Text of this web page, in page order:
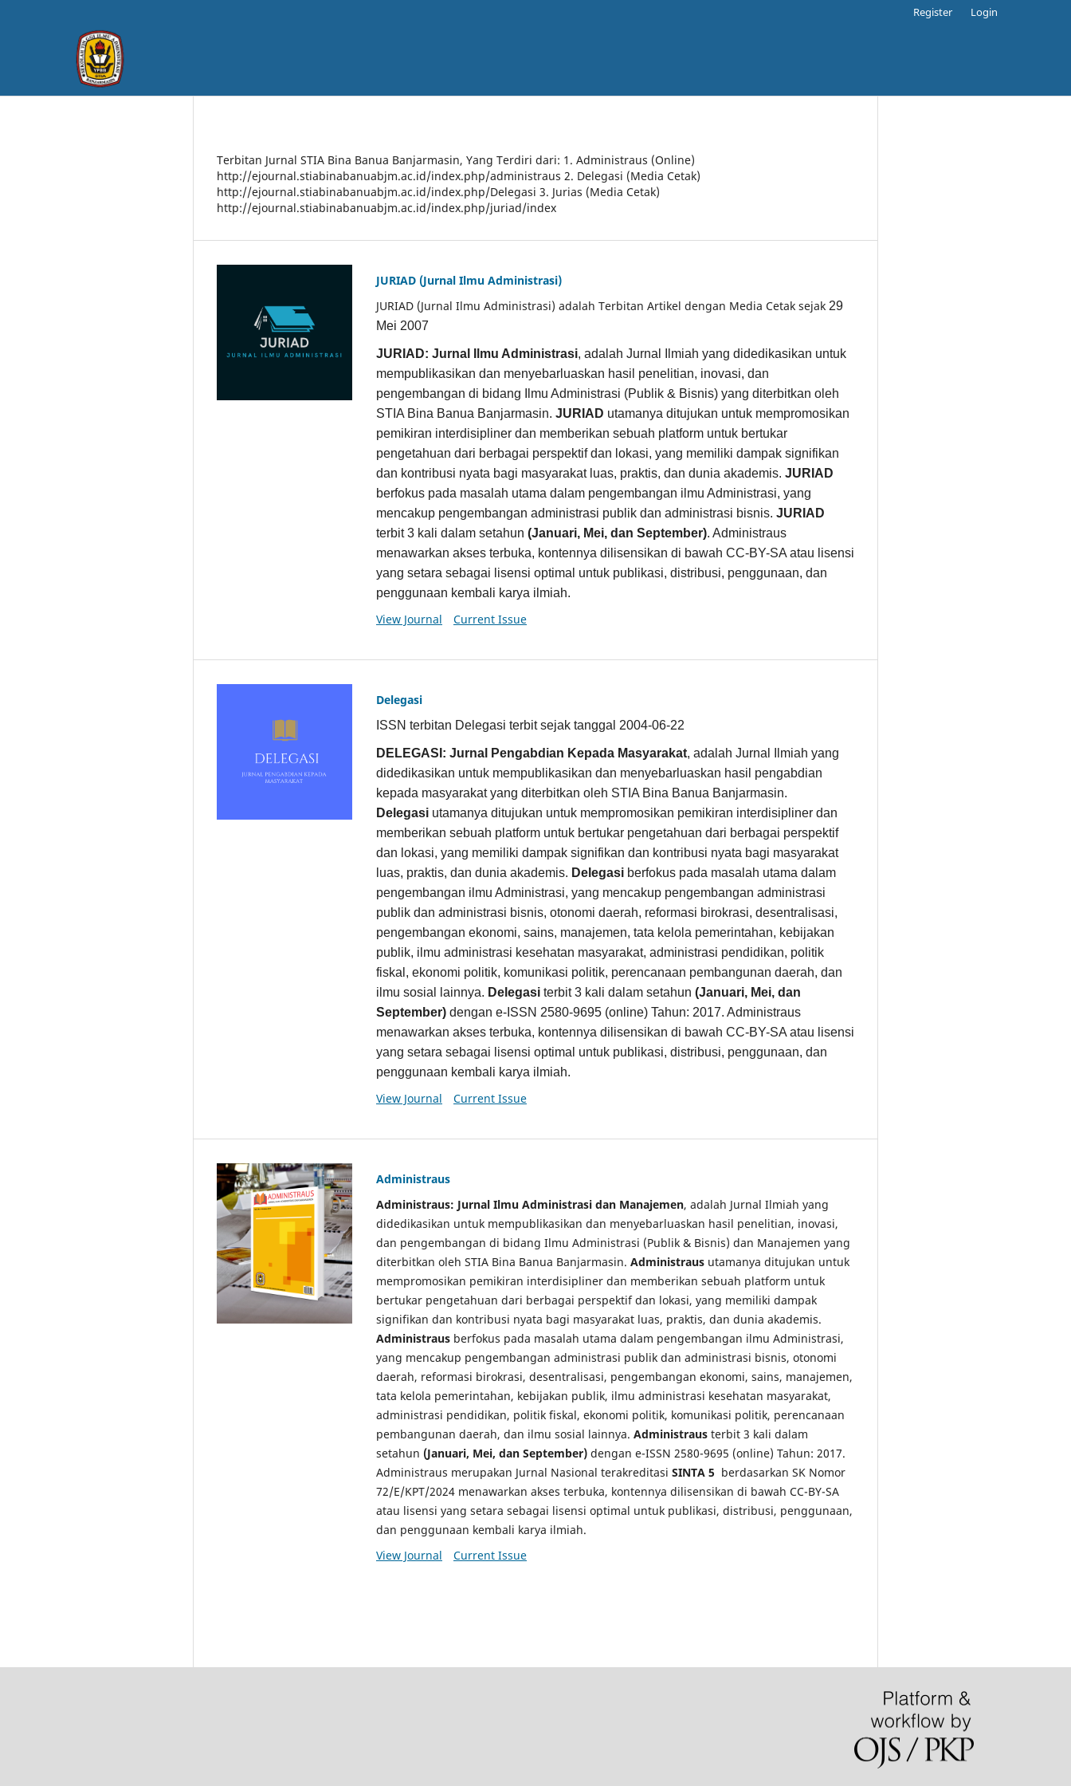
Register Login
Terbitan Jurnal STIA Bina Banua Banjarmasin, Yang Terdiri dari: 1. Administraus (Online)
http://ejournal.stiabinabanuabjm.ac.id/index.php/administraus 2. Delegasi (Media Cetak)
http://ejournal.stiabinabanuabjm.ac.id/index.php/Delegasi 3. Jurias (Media Cetak)
http://ejournal.stiabinabanuabjm.ac.id/index.php/juriad/index
JURIAD (Jurnal Ilmu Administrasi)
JURIAD (Jurnal Ilmu Administrasi) adalah Terbitan Artikel dengan Media Cetak sejak 29
Mei 2007
JURIAD: Jurnal Ilmu Administrasi, adalah Jurnal Ilmiah yang didedikasikan untuk
mempublikasikan dan menyebarluaskan hasil penelitian, inovasi, dan
pengembangan di bidang Ilmu Administrasi (Publik & Bisnis) yang diterbitkan oleh
STIA Bina Banua Banjarmasin. JURIAD utamanya ditujukan untuk mempromosikan
pemikiran interdisipliner dan memberikan sebuah platform untuk bertukar
pengetahuan dari berbagai perspektif dan lokasi, yang memiliki dampak signifikan
dan kontribusi nyata bagi masyarakat luas, praktis, dan dunia akademis. JURIAD
berfokus pada masalah utama dalam pengembangan ilmu Administrasi, yang
mencakup pengembangan administrasi publik dan administrasi bisnis. JURIAD
terbit 3 kali dalam setahun (Januari, Mei, dan September). Administraus
menawarkan akses terbuka, kontennya dilisensikan di bawah CC-BY-SA atau lisensi
yang setara sebagai lisensi optimal untuk publikasi, distribusi, penggunaan, dan
penggunaan kembali karya ilmiah.
View Journal Current Issue
Delegasi
ISSN terbitan Delegasi terbit sejak tanggal 2004-06-22
DELEGASI: Jurnal Pengabdian Kepada Masyarakat, adalah Jurnal Ilmiah yang
didedikasikan untuk mempublikasikan dan menyebarluaskan hasil pengabdian
kepada masyarakat yang diterbitkan oleh STIA Bina Banua Banjarmasin.
Delegasi utamanya ditujukan untuk mempromosikan pemikiran interdisipliner dan
memberikan sebuah platform untuk bertukar pengetahuan dari berbagai perspektif
dan lokasi, yang memiliki dampak signifikan dan kontribusi nyata bagi masyarakat
luas, praktis, dan dunia akademis. Delegasi berfokus pada masalah utama dalam
pengembangan ilmu Administrasi, yang mencakup pengembangan administrasi
publik dan administrasi bisnis, otonomi daerah, reformasi birokrasi, desentralisasi,
pengembangan ekonomi, sains, manajemen, tata kelola pemerintahan, kebijakan
publik, ilmu administrasi kesehatan masyarakat, administrasi pendidikan, politik
fiskal, ekonomi politik, komunikasi politik, perencanaan pembangunan daerah, dan
ilmu sosial lainnya. Delegasi terbit 3 kali dalam setahun (Januari, Mei, dan
September) dengan e-ISSN 2580-9695 (online) Tahun: 2017. Administraus
menawarkan akses terbuka, kontennya dilisensikan di bawah CC-BY-SA atau lisensi
yang setara sebagai lisensi optimal untuk publikasi, distribusi, penggunaan, dan
penggunaan kembali karya ilmiah.
View Journal Current Issue
Administraus
Administraus: Jurnal Ilmu Administrasi dan Manajemen, adalah Jurnal Ilmiah yang
didedikasikan untuk mempublikasikan dan menyebarluaskan hasil penelitian, inovasi,
dan pengembangan di bidang Ilmu Administrasi (Publik & Bisnis) dan Manajemen yang
diterbitkan oleh STIA Bina Banua Banjarmasin. Administraus utamanya ditujukan untuk
mempromosikan pemikiran interdisipliner dan memberikan sebuah platform untuk
bertukar pengetahuan dari berbagai perspektif dan lokasi, yang memiliki dampak
signifikan dan kontribusi nyata bagi masyarakat luas, praktis, dan dunia akademis.
Administraus berfokus pada masalah utama dalam pengembangan ilmu Administrasi,
yang mencakup pengembangan administrasi publik dan administrasi bisnis, otonomi
daerah, reformasi birokrasi, desentralisasi, pengembangan ekonomi, sains, manajemen,
tata kelola pemerintahan, kebijakan publik, ilmu administrasi kesehatan masyarakat,
administrasi pendidikan, politik fiskal, ekonomi politik, komunikasi politik, perencanaan
pembangunan daerah, dan ilmu sosial lainnya. Administraus terbit 3 kali dalam
setahun (Januari, Mei, dan September) dengan e-ISSN 2580-9695 (online) Tahun: 2017.
Administraus merupakan Jurnal Nasional terakreditasi SINTA 5 berdasarkan SK Nomor
72/E/KPT/2024 menawarkan akses terbuka, kontennya dilisensikan di bawah CC-BY-SA
atau lisensi yang setara sebagai lisensi optimal untuk publikasi, distribusi, penggunaan,
dan penggunaan kembali karya ilmiah.
View Journal
Current Issue